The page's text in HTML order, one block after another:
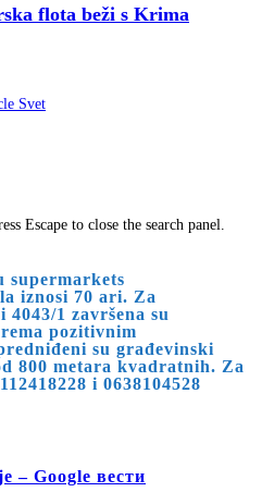
flota beži s Krima
Escape to close the search panel.
supermarkets
iznosi 70 ari. Za
4043/1 završena su
pozitivnim
su građevinski
800 metara kvadratnih. Za
i 0638104528
– Google вести